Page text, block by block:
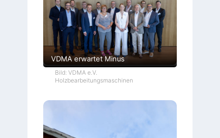
VDMA erwartet Minus
Bild: VDMA e.V.
Holzbearbeitungsmaschinen